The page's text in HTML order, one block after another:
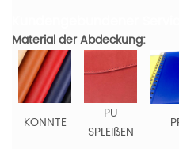
Material der Abdeckung:
KONNTE
PU
SPLEIßEN